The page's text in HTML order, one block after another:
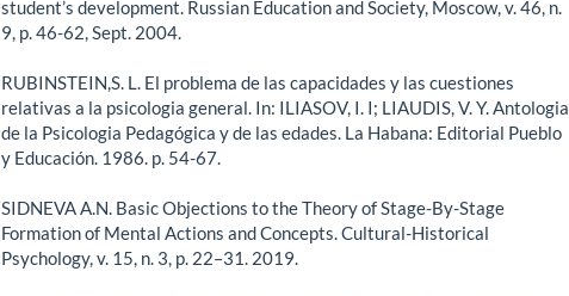
student’s development. Russian Education and Society, Moscow, v. 46, n.
9, p. 46-62, Sept. 2004.
RUBINSTEIN,S. L. El problema de las capacidades y las cuestiones
relativas a la psicologia general. In: ILIASOV, I. I; LIAUDIS, V. Y. Antologia
de la Psicologia Pedagógica y de las edades. La Habana: Editorial Pueblo
y Educación. 1986. p. 54-67.
SIDNEVA A.N. Basic Objections to the Theory of Stage-By-Stage
Formation of Mental Actions and Concepts. Cultural-Historical
Psychology, v. 15, n. 3, p. 22–31. 2019.